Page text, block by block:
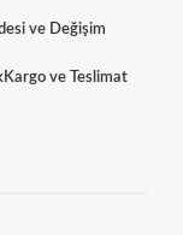
ve Değişim
Kargo ve Teslimat